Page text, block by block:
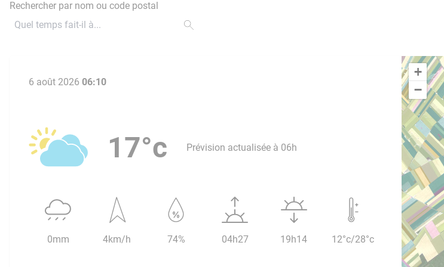
Rechercher par nom ou code postal
+
−
6 août 2026 06:10
17°c Prévision actualisée à 06h
0mm 4km/h 74% 04h27 19h14 12°c/28°c